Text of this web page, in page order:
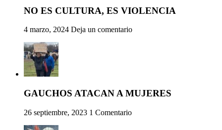
NO ES CULTURA, ES VIOLENCIA
4 marzo, 2024 Deja un comentario
GAUCHOS ATACAN A MUJERES
26 septiembre, 2023 1 Comentario